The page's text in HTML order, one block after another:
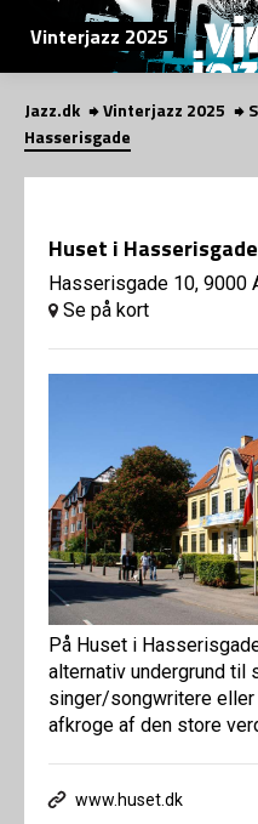
Vinterjazz 2025
Jazz.dk Vinterjazz 2025
Hasserisgade
Huset i Hasserisgade
Hasserisgade 10, 9000
Se på kort
På Huset i
alternativ undergrund til
singer/songwritere
afkroge af den store
www.huset.dk